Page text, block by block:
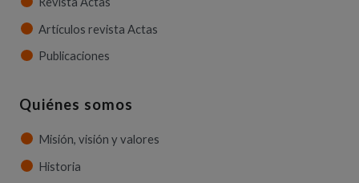
Artículos revista Actas
Publicaciones
Quiénes somos
Misión, visión y valores
Historia